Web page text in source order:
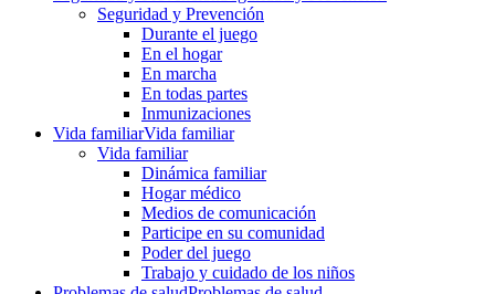
Seguridad y Prevención
Durante el juego
En el hogar
En marcha
En todas partes
Inmunizaciones
Vida familiarVida familiar
Vida familiar
Dinámica familiar
Hogar médico
Medios de comunicación
Participe en su comunidad
Poder del juego
Trabajo y cuidado de los niños